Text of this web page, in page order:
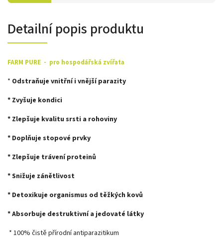
Detailní popis produktu
FARM PURE - pro hospodářská zvířata
* Odstraňuje vnitřní i vnější parazity
* Zvyšuje kondici
* Zlepšuje kvalitu srsti a rohoviny
* Doplňuje stopové prvky
* Zlepšuje trávení proteinů
* Snižuje zánětlivost
* Detoxikuje organismus od těžkých kovů
* Absorbuje destruktivní a jedovaté látky
* 100% čistě přírodní antiparazitikum